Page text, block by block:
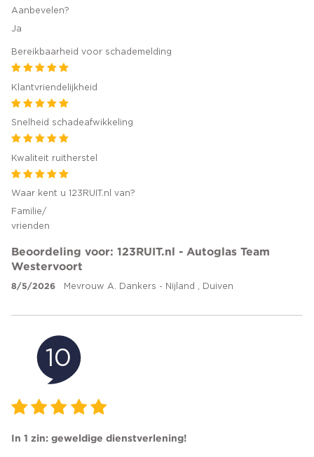
Aanbevelen?
Ja
Bereikbaarheid voor schademelding
Klantvriendelijkheid
Snelheid schadeafwikkeling
Kwaliteit ruitherstel
Waar kent u 123RUIT.nl van?
Familie/
vrienden
Beoordeling voor: 123RUIT.nl - Autoglas Team
Westervoort
8/5/2026 Mevrouw A. Dankers - Nijland , Duiven
10
In 1 zin: geweldige dienstverlening!